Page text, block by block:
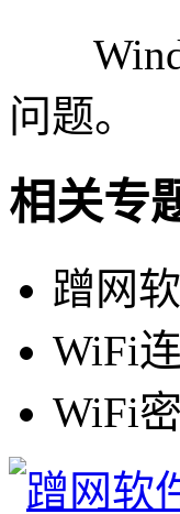
问题。
相关专
蹭网
WiFi
WiFi